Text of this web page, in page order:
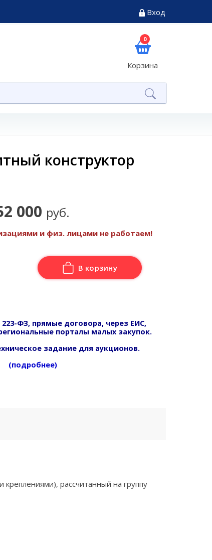
Вход
0
Корзина
конструктор
000 руб.
и физ. лицами не работаем!
В корзину
ФЗ, прямые договора, через ЕИС,
порталы малых закупок.
задание для аукционов.
(подробнее)
рассчитанный на группу